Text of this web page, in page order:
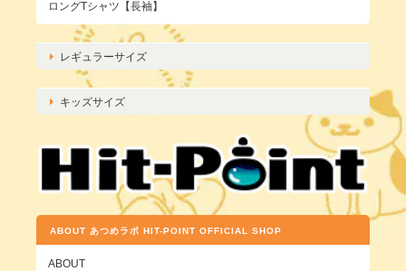
ロングTシャツ【長袖】
レギュラーサイズ
キッズサイズ
ABOUT あつめラボ HIT-POINT OFFICIAL SHOP
ABOUT